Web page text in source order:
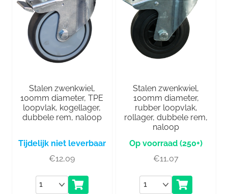
Stalen zwenkwiel,
100mm diameter, TPE
loopvlak, kogellager,
dubbele rem, naloop
Tijdelijk niet leverbaar
€12,09
Aantal
Stalen zwenkwiel,
100mm diameter,
rubber loopvlak,
rollager, dubbele rem,
naloop
(250+)
€11,07
Aantal